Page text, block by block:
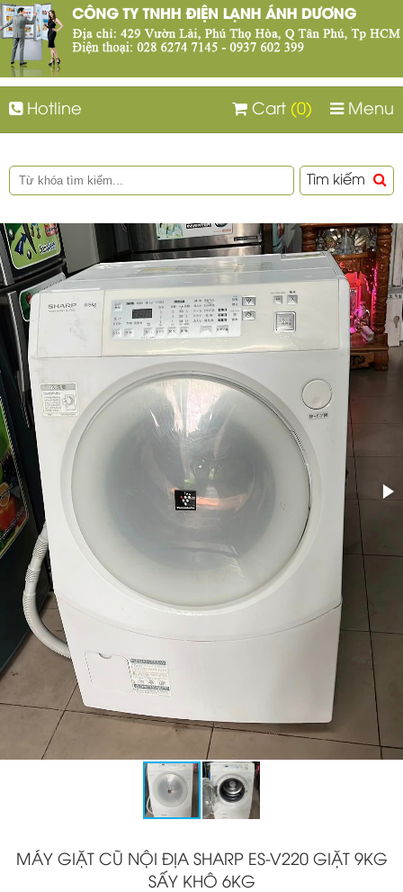
Hotline Menu
Cart (0)
Tìm kiếm
MÁY GIẶT CŨ NỘI ĐỊA SHARP ES-V220 GIẶT 9KG
SẤY KHÔ 6KG